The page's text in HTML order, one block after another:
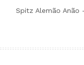
Spitz Alemão Anão